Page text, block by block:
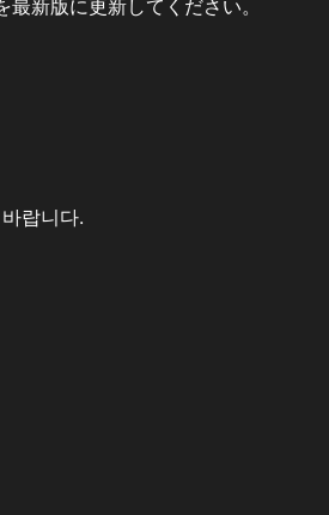
新版に更新してください。
랍니다.